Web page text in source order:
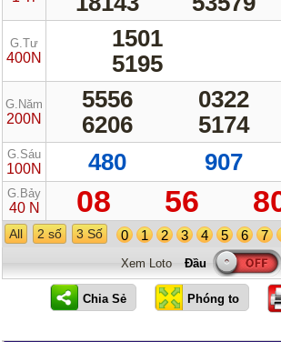
G.Tư
400N
1501
5195
G.Năm
200N
5556 0322
6206
5174
G.Sáu
100N 480 907
G.Bảy
40 N 08 56
All 2 số 3 Số 0 1 2 3 4 5 6 7
Xem Loto